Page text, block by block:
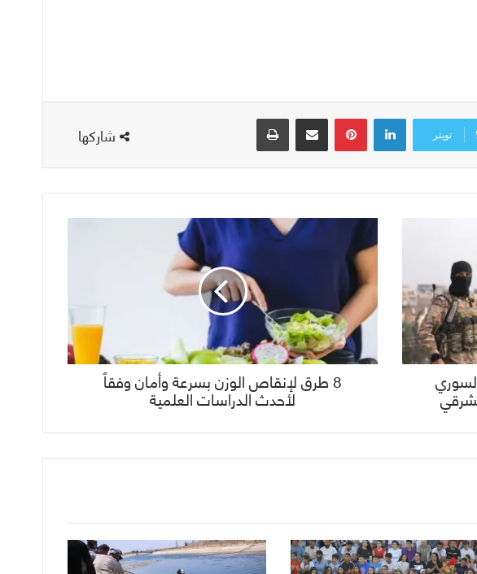
شاركها تويتر
لينكدإن بينتيريست مشاركة عبر البريد طباعة
8 طرق لإنقاص الوزن بسرعة وأمان وفقاً
لأحدث الدراسات العلمية